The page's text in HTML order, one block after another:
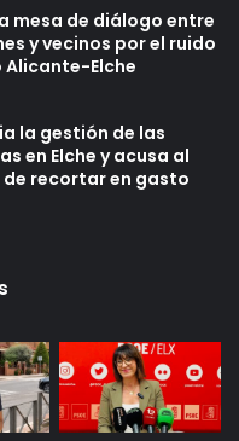
mesa de diálogo entre
y vecinos por el ruido
Elche
la gestión de las
en Elche y acusa al
recortar en gasto